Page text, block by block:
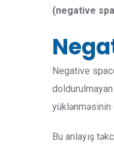
(negative
Negative
doldurulmayan
yüklənməsinin
Bu anlayış